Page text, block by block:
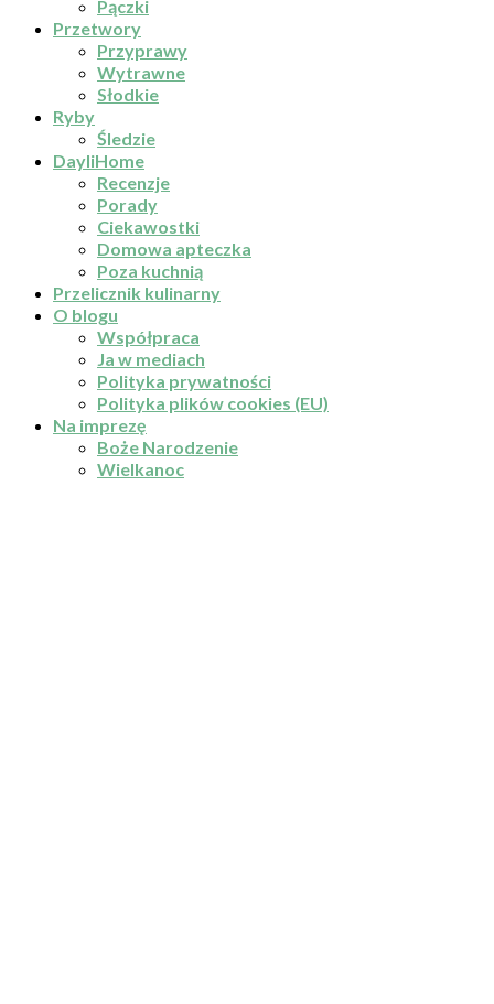
Pączki
Przetwory
Przyprawy
Wytrawne
Słodkie
Ryby
Śledzie
DayliHome
Recenzje
Porady
Ciekawostki
Domowa apteczka
Poza kuchnią
Przelicznik kulinarny
O blogu
Współpraca
Ja w mediach
Polityka prywatności
Polityka plików cookies (EU)
Na imprezę
Boże Narodzenie
Wielkanoc